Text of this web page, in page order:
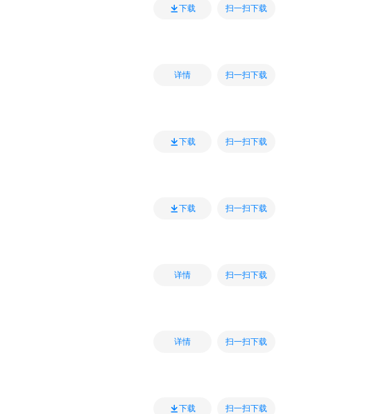
下载 扫一扫下载
详情 扫一扫下载
下载 扫一扫下载
下载 扫一扫下载
详情 扫一扫下载
详情 扫一扫下载
下载 扫一扫下载